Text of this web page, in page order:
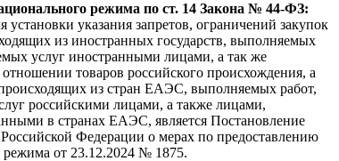
режима по ст. 14 Закона № 44-ФЗ:
установки указания запретов, ограничений закупок
из иностранных государств, выполняемых
услуг иностранными лицами, а так же
товаров российского происхождения, а
из стран ЕАЭС, выполняемых работ,
российскими лицами, а также лицами,
в странах ЕАЭС, является Постановление
Федерации о мерах по предоставлению
режима от 23.12.2024 № 1875.